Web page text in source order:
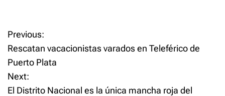
P
o
s
Previous:
Rescatan vacacionistas varados en Teleférico de
Puerto Plata
Next:
El Distrito Nacional es la única mancha roja del